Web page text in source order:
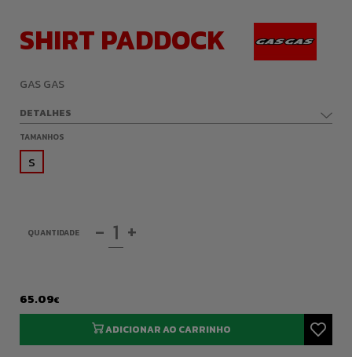
SHIRT PADDOCK
GAS GAS
DETALHES
TAMANHOS
S
QUANTIDADE - +
65.09€
ADICIONAR AO CARRINHO